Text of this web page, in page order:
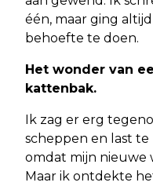
één, maar ging
behoefte te doen.
Het wonder van
kattenbak.
Ik zag er erg
scheppen en last
omdat mijn nieuwe
Maar ik ontdekte